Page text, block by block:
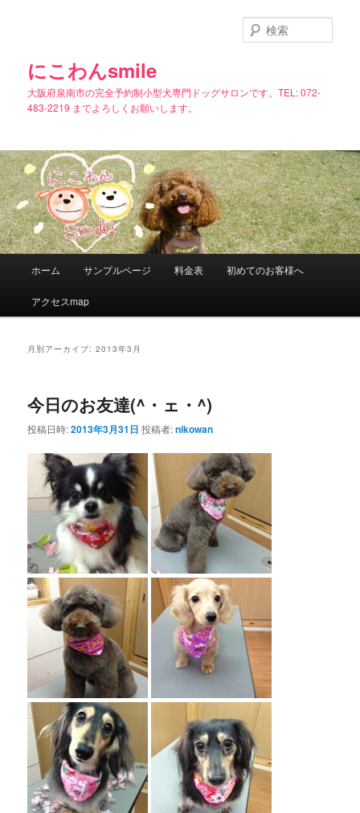
移
動
動
にこわんsmile
大阪府泉南市の完全予約制小型犬専門ドッグサロンです。TEL: 072-
483-2219 までよろしくお願いします。
索
ホーム サンプルページ 料金表 初めてのお客様へ
アクセスmap
月別アーカイブ:2013年3月
今日のお友達(^・ェ・^)
投稿日時:2013年3月31日 投稿者:nikowan